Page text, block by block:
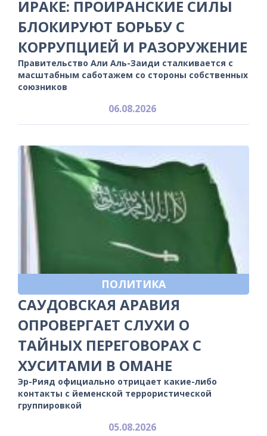
ИРАКЕ: ПРОИРАНСКИЕ СИЛЫ
БЛОКИРУЮТ БОРЬБУ С
КОРРУПЦИЕЙ И РАЗОРУЖЕНИЕ
Правительство Али Аль-Заиди сталкивается с
масштабным саботажем со стороны собственных
союзников
06.08.2026
ПОЛИТИКА
САУДОВСКАЯ АРАВИЯ
ОПРОВЕРГАЕТ СЛУХИ О
ТАЙНЫХ ПЕРЕГОВОРАХ С
ХУСИТАМИ В ОМАНЕ
Эр-Рияд официально отрицает какие-либо
контакты с йеменской террористической
группировкой
05.08.2026